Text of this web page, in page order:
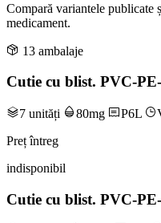
Compară variantele publicate
medicament.
13 ambalaje
Cutie cu blist. PVC-
7 unități 80mg P6L
Preț întreg
indisponibil
Cutie cu blist. PVC-